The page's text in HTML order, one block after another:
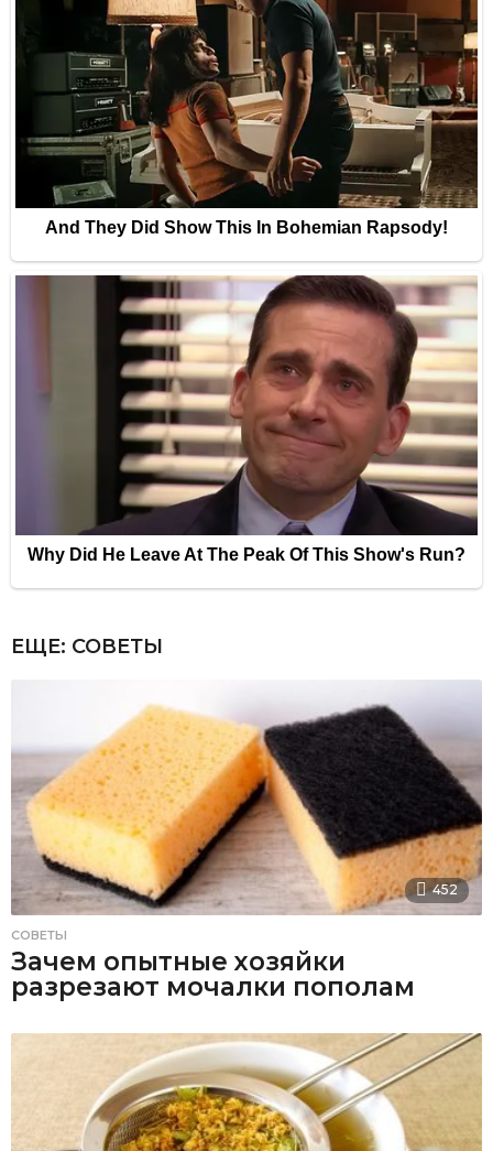
ЕЩЕ: СОВЕТЫ
452
СОВЕТЫ
Зачем опытные хозяйки
разрезают мочалки пополам